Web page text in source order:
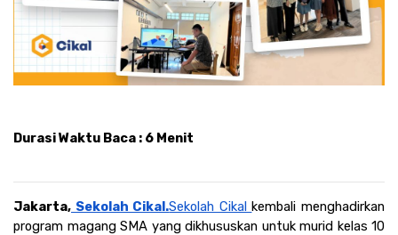
Durasi Waktu Baca : 6 Menit
Jakarta, Sekolah Cikal.Sekolah Cikal kembali menghadirkan
program magang SMA yang dikhususkan untuk murid kelas 10